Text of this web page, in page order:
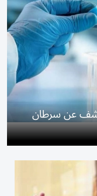
عن سرطان